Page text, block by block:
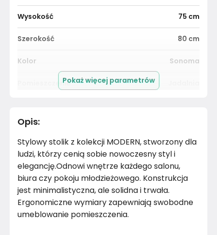
Wysokość 75 cm
Szerokość 80 cm
Kolor Sonoma
Pomieszczenie
Materiał
Kolor
Marka FRAMIRE
Montaż Rozłożony
Rok produkcji
Pokaż więcej parametrów
Opis:
Stylowy stolik z kolekcji MODERN, stworzony dla
ludzi, którzy cenią sobie nowoczesny styl i
elegancję.Odnowi wnętrze każdego salonu,
biura czy pokoju młodzieżowego. Konstrukcja
jest minimalistyczna, ale solidna i trwała.
Ergonomiczne wymiary zapewniają swobodne
umeblowanie pomieszczenia.